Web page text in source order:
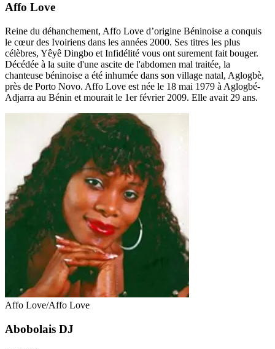
Affo Love
Reine du déhanchement, Affo Love d’origine Béninoise a conquis
le cœur des Ivoiriens dans les années 2000. Ses titres les plus
célèbres, Yêyê Dingbo et Infidélité vous ont surement fait bouger.
Décédée à la suite d'une ascite de l'abdomen mal traitée, la
chanteuse béninoise a été inhumée dans son village natal, Aglogbè,
près de Porto Novo. Affo Love est née le 18 mai 1979 à Aglogbé-
Adjarra au Bénin et mourait le 1er février 2009. Elle avait 29 ans.
Affo Love/Affo Love
Abobolais DJ